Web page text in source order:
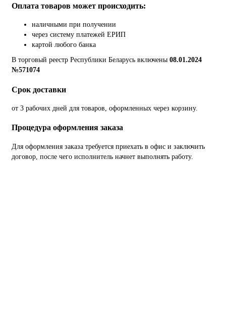
Оплата товаров может происходить:
наличными при получении
через систему платежей ЕРИП
картой любого банка
В торговый реестр Республики Беларусь включены 08.01.2024
№571074
Срок доставки
от 3 рабочих дней для товаров, оформленных через корзину.
Процедура оформления заказа
Для оформления заказа требуется приехать в офис и заключить
договор, после чего исполнитель начнет выполнять работу.